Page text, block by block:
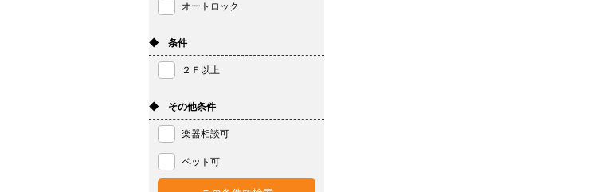
オートロック
◆ 条件
２Ｆ以上
◆ その他条件
楽器相談可
ペット可